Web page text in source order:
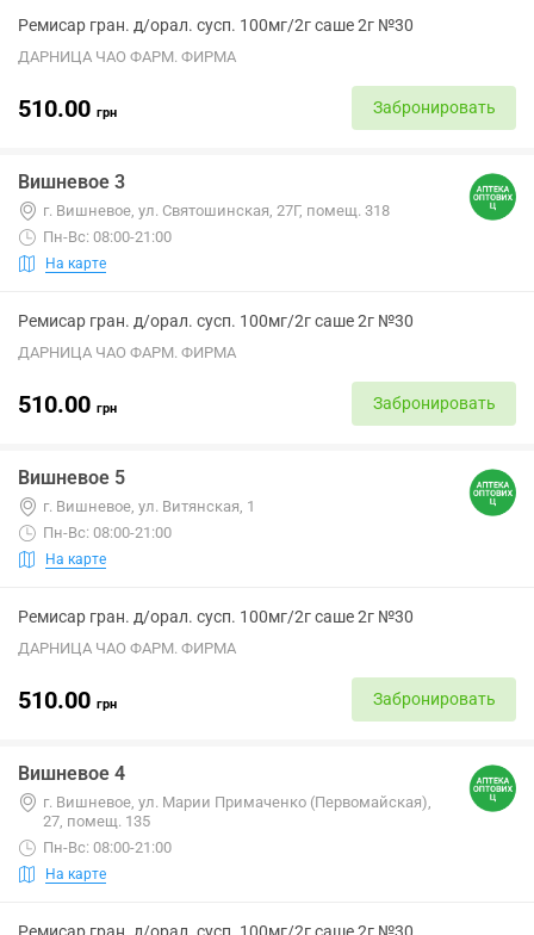
Ремисар гран. д/орал. сусп. 100мг/2г саше 2г №30
ДАРНИЦА ЧАО ФАРМ. ФИРМА
510.00 грн Забронировать
Вишневое 3
г. Вишневое, ул. Святошинская, 27Г, помещ. 318
Пн-Вс: 08:00-21:00
На карте
Ремисар гран. д/орал. сусп. 100мг/2г саше 2г №30
ДАРНИЦА ЧАО ФАРМ. ФИРМА
510.00 грн Забронировать
Вишневое 5
г. Вишневое, ул. Витянская, 1
Пн-Вс: 08:00-21:00
На карте
Ремисар гран. д/орал. сусп. 100мг/2г саше 2г №30
ДАРНИЦА ЧАО ФАРМ. ФИРМА
510.00 грн Забронировать
Вишневое 4
г. Вишневое, ул. Марии Примаченко (Первомайская),
27, помещ. 135
Пн-Вс: 08:00-21:00
На карте